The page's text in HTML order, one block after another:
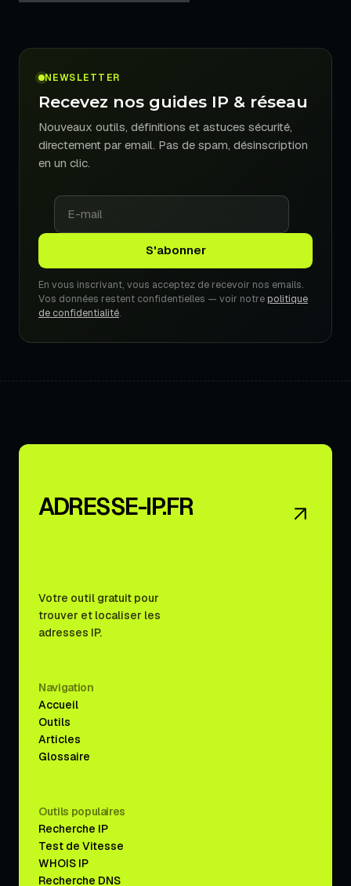
NEWSLETTER
Recevez nos guides IP & réseau
Nouveaux outils, définitions et astuces sécurité,
directement par email. Pas de spam, désinscription
en un clic.
En vous inscrivant, vous acceptez de recevoir nos emails.
Vos données restent confidentielles — voir notrepolitique
de confidentialité.
ADRESSE-IP.FR
Votre outil gratuit pour
trouver et localiser les
adresses IP.
Navigation
Accueil
Outils
Articles
Glossaire
Outils populaires
Recherche IP
Test de Vitesse
WHOIS IP
Recherche DNS